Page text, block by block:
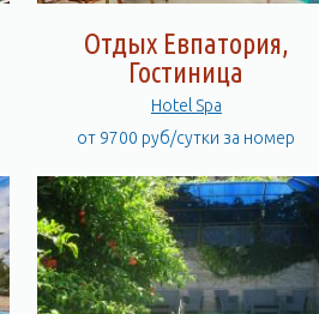
Отдых Евпатория,
Гостиница
Hotel Spa
от 9700 руб/сутки за номер